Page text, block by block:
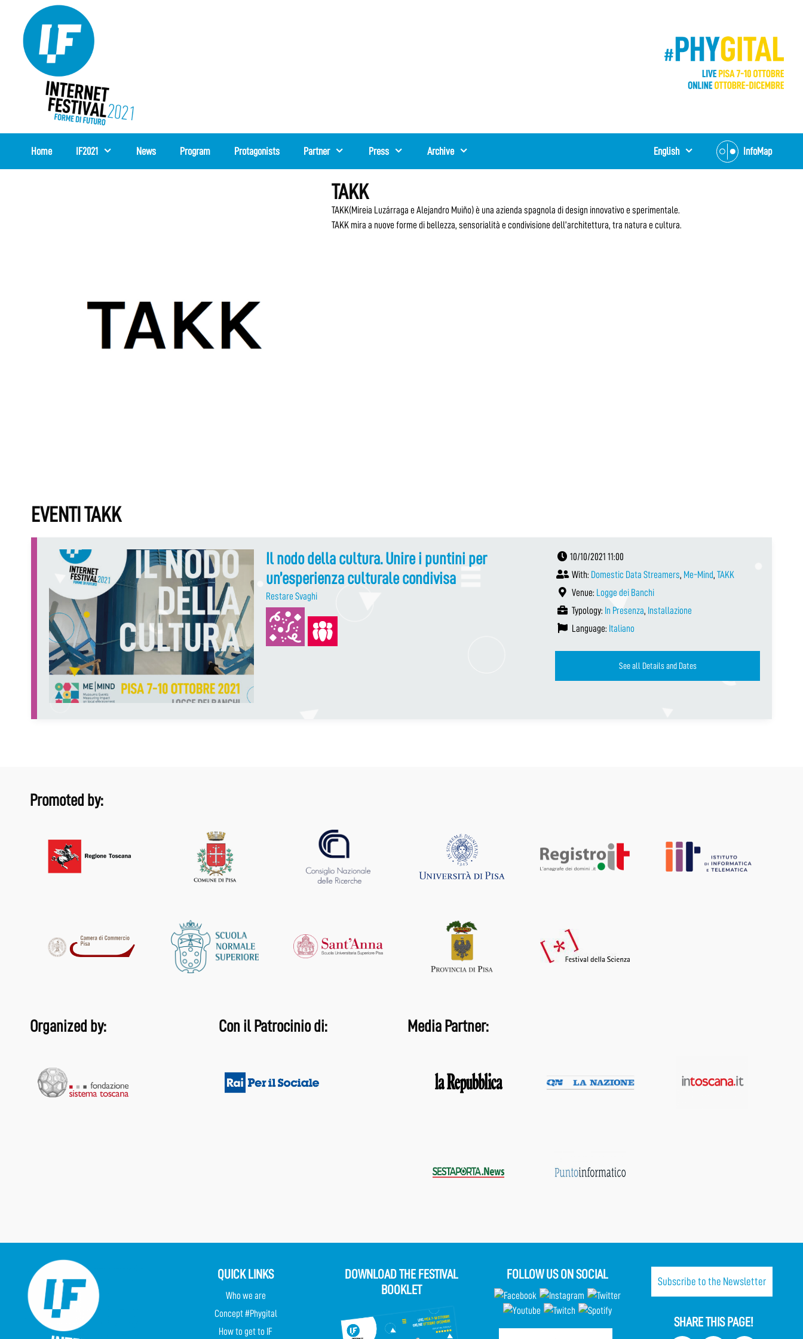
content
Home IF2021 News Program Protagonists Partner Press Archive InfoMap
English
TAKK
TAKK(Mireia Luzárraga e Alejandro Muiño) è una azienda spagnola di design innovativo e sperimentale.
TAKK mira a nuove forme di bellezza, sensorialità e condivisione dell’architettura, tra natura e cultura.
EVENTI TAKK
Il nodo della cultura. Unire i puntini per
un’esperienza culturale condivisa
Restare Svaghi
10/10/2021 11:00
With: Domestic Data Streamers, Me-Mind, TAKK
Venue: Logge dei Banchi
Typology: In Presenza, Installazione
Language: Italiano
See all Details and Dates
Promoted by:
Organized by: Con il Patrocinio di: Media Partner:
QUICK LINKS
Who we are
Concept #Phygital
How to get to IF
DOWNLOAD THE FESTIVAL
BOOKLET
FOLLOW US ON SOCIAL
Subscribe to the Newsletter
SHARE THIS PAGE!